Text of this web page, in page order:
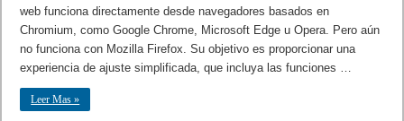
web funciona directamente desde navegadores basados en
Chromium, como Google Chrome, Microsoft Edge u Opera. Pero aún
no funciona con Mozilla Firefox. Su objetivo es proporcionar una
experiencia de ajuste simplificada, que incluya las funciones …
Leer Mas »